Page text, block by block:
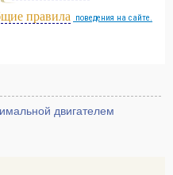
правила поведения на сайте.
двигателем